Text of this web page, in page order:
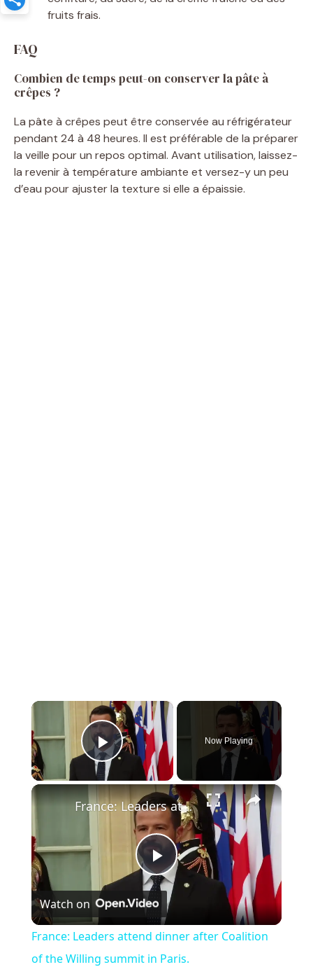
fruits frais.
FAQ
Combien de temps peut-on conserver la pâte à
crêpes ?
La pâte à crêpes peut être conservée au réfrigérateur
pendant 24 à 48 heures. Il est préférable de la préparer
la veille pour un repos optimal. Avant utilisation, laissez-
la revenir à température ambiante et versez-y un peu
d’eau pour ajuster la texture si elle a épaissie.
×
Play Video
Now Playing
×
P
l
a
France: Leaders attend dinner after Coalition of the Willing summit in Paris.
Watch on
France: Leaders attend dinner after Coalition
of the Willing summit in Paris.